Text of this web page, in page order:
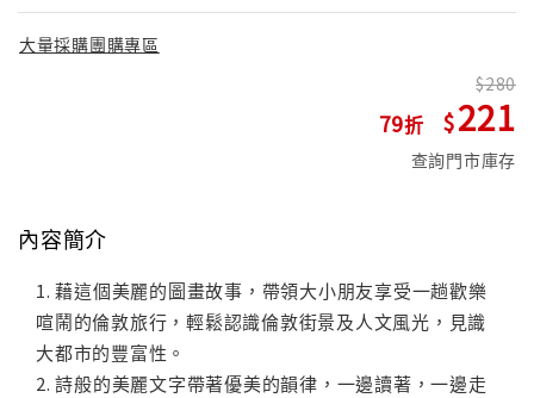
大量採購團購專區
79
280
221
查詢門市庫存
內容簡介
1. 藉這個美麗的圖畫故事，帶領大小朋友享受一趟歡樂
喧鬧的倫敦旅行，輕鬆認識倫敦街景及人文風光，見識
大都市的豐富性。
2. 詩般的美麗文字帶著優美的韻律，一邊讀著，一邊走